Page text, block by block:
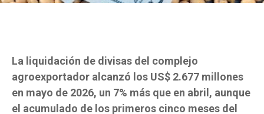
La liquidación de divisas del complejo
agroexportador alcanzó los US$ 2.677 millones
en mayo de 2026, un 7% más que en abril, aunque
el acumulado de los primeros cinco meses del